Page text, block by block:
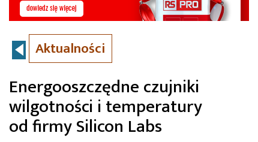
Aktualności
Energooszczędne czujniki
wilgotności i temperatury
od firmy Silicon Labs